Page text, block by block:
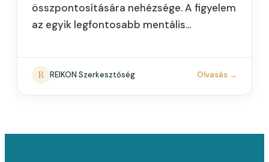
összpontosítására nehézsége. A figyelem
az egyik legfontosabb mentális
tudunk tanulni, dolgozni, kapcsolatokat
építeni és eligazodni a mindennapokban.…
R REIKON Szerkesztőség Olvasás →